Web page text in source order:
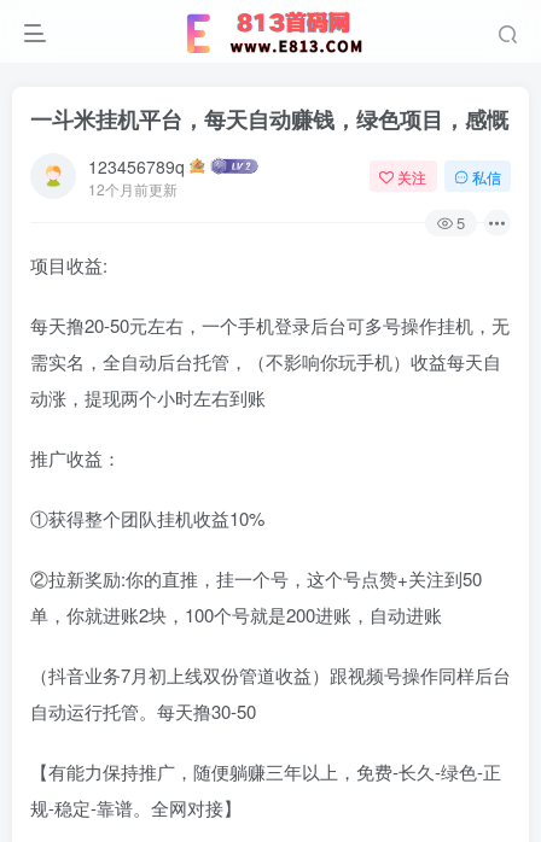
一斗米挂机平台，每天自动赚钱，绿色项目，感慨
123456789q
12个月前更新
关注 私信
5
项目收益:
每天撸20-50元左右，一个手机登录后台可多号操作挂机，无
需实名，全自动后台托管，（不影响你玩手机）收益每天自
动涨，提现两个小时左右到账
推广收益：
①获得整个团队挂机收益10%
②拉新奖励:你的直推，挂一个号，这个号点赞+关注到50
单，你就进账2块，100个号就是200进账，自动进账
（抖音业务7月初上线双份管道收益）跟视频号操作同样后台
自动运行托管。每天撸30-50
【有能力保持推广，随便躺赚三年以上，免费-长久-绿色-正
规-稳定-靠谱。全网对接】